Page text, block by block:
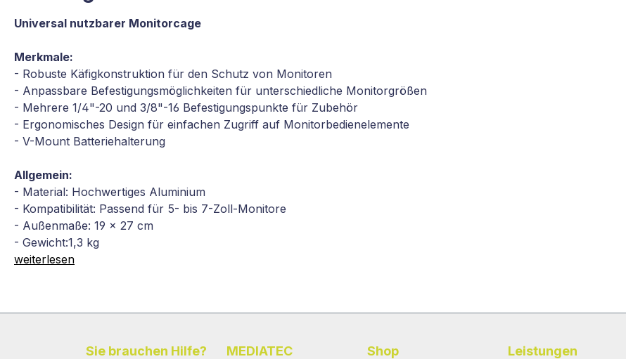
Universal nutzbarer Monitorcage
Merkmale:
- Robuste Käfigkonstruktion für den Schutz von Monitoren
- Anpassbare Befestigungsmöglichkeiten für unterschiedliche Monitorgrößen
- Mehrere 1/4"-20 und 3/8"-16 Befestigungspunkte für Zubehör
- Ergonomisches Design für einfachen Zugriff auf Monitorbedienelemente
- V-Mount Batteriehalterung
Allgemein:
- Material: Hochwertiges Aluminium
- Kompatibilität: Passend für 5- bis 7-Zoll-Monitore
- Außenmaße: 19 x 27 cm
- Gewicht:1,3 kg
weiterlesen
Sie brauchen Hilfe? MEDIATEC Shop Leistungen